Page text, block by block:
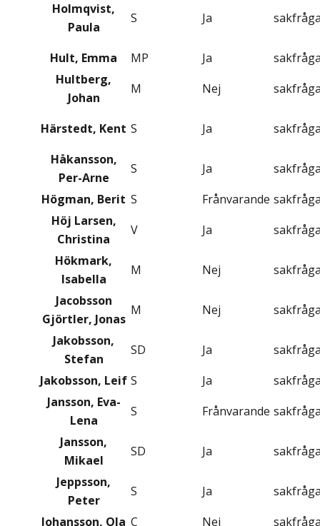
Holmqvist,
Paula
S Ja
Hult, Emma MP Ja
Hultberg,
Johan
M Nej
Härstedt, Kent S Ja
Håkansson,
Per-Arne
S Ja
Högman, Berit S Frånvarande
Höj Larsen,
Christina
V Ja
Hökmark,
Isabella
M Nej
Jacobsson
Gjörtler, Jonas
M Nej
Jakobsson,
Stefan
SD Ja
Jakobsson, Leif S Ja
Jansson, Eva-
Lena
S Frånvarande
Jansson,
Mikael
SD Ja
Jeppsson,
Peter
S Ja
Johansson, Ola C Nej